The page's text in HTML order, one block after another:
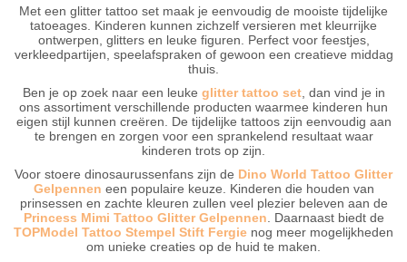
Met een glitter tattoo set maak je eenvoudig de mooiste tijdelijke
tatoeages. Kinderen kunnen zichzelf versieren met kleurrijke
ontwerpen, glitters en leuke figuren. Perfect voor feestjes,
verkleedpartijen, speelafspraken of gewoon een creatieve middag
thuis.
Ben je op zoek naar een leuke glitter tattoo set, dan vind je in
ons assortiment verschillende producten waarmee kinderen hun
eigen stijl kunnen creëren. De tijdelijke tattoos zijn eenvoudig aan
te brengen en zorgen voor een sprankelend resultaat waar
kinderen trots op zijn.
Voor stoere dinosaurussenfans zijn de Dino World Tattoo Glitter
Gelpennen een populaire keuze. Kinderen die houden van
prinsessen en zachte kleuren zullen veel plezier beleven aan de
Princess Mimi Tattoo Glitter Gelpennen . Daarnaast biedt de
TOPModel Tattoo Stempel Stift Fergie nog meer mogelijkheden
om unieke creaties op de huid te maken.